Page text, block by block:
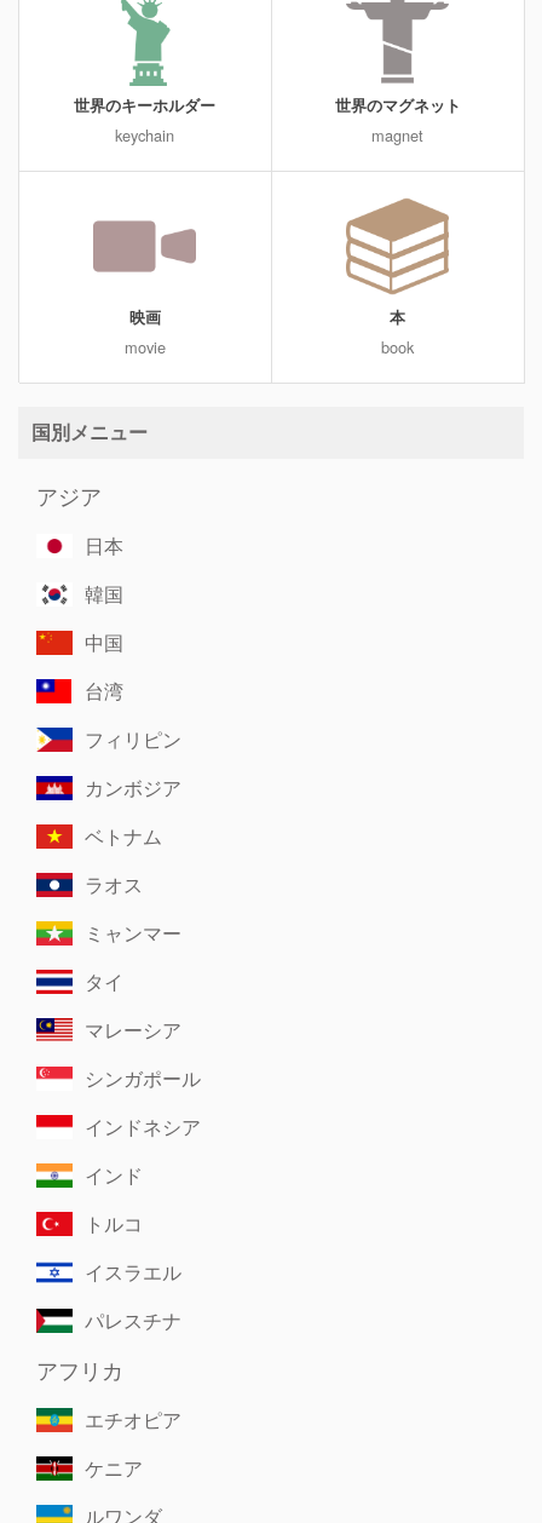
世界のキーホルダー
keychain
世界のマグネット
magnet
映画
movie
本
book
国別メニュー
アジア
日本
韓国
中国
台湾
フィリピン
カンボジア
ベトナム
ラオス
ミャンマー
タイ
マレーシア
シンガポール
インドネシア
インド
トルコ
イスラエル
パレスチナ
アフリカ
エチオピア
ケニア
ルワンダ